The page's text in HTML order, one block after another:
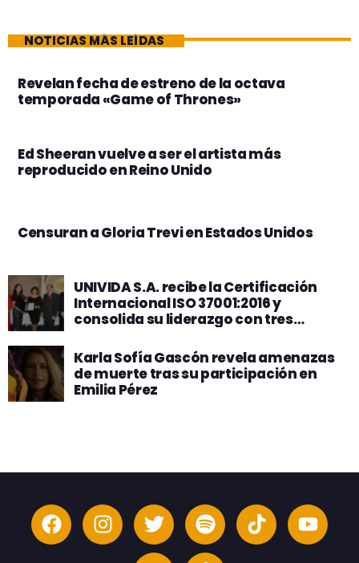
NOTICIAS MÁS LEÍDAS
Revelan fecha de estreno de la octava
temporada «Game of Thrones»
Ed Sheeran vuelve a ser el artista más
reproducido en Reino Unido
Censuran a Gloria Trevi en Estados Unidos
UNIVIDA S.A. recibe la Certificación
Internacional ISO 37001:2016 y
consolida su liderazgo con tres
Karla Sofía Gascón revela amenazas
de muerte tras su participación en
Emilia Pérez